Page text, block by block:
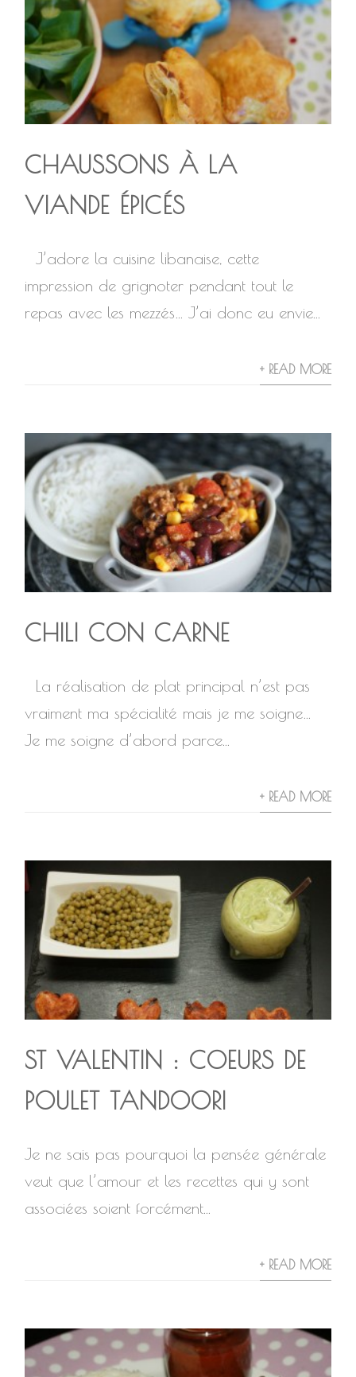
CHAUSSONS À LA
VIANDE ÉPICÉS
J’adore la cuisine libanaise, cette
impression de grignoter pendant tout le
repas avec les mezzés… J’ai donc eu envie...
+ READ MORE
CHILI CON CARNE
La réalisation de plat principal n’est pas
vraiment ma spécialité mais je me soigne…
Je me soigne d’abord parce...
+ READ MORE
ST VALENTIN : COEURS DE
POULET TANDOORI
Je ne sais pas pourquoi la pensée générale
veut que l’amour et les recettes qui y sont
associées soient forcément...
+ READ MORE